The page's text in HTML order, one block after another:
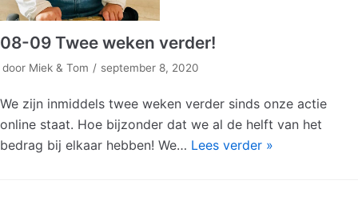
08-09 Twee weken verder!
door Miek & Tom september 8, 2020
We zijn inmiddels twee weken verder sinds onze actie
online staat. Hoe bijzonder dat we al de helft van het
bedrag bij elkaar hebben! We… Lees verder »